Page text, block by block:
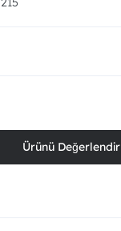
Ürünü Değerlendir